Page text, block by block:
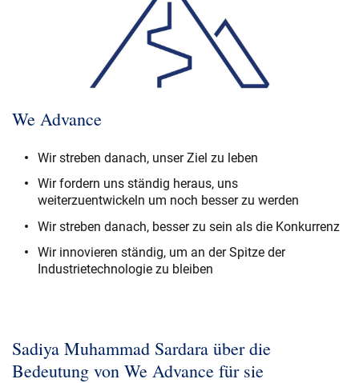
We Advance
Wir streben danach, unser Ziel zu leben
Wir fordern uns ständig heraus, uns
weiterzuentwickeln um noch besser zu werden
Wir streben danach, besser zu sein als die Konkurrenz
Wir innovieren ständig, um an der Spitze der
Industrietechnologie zu bleiben
Sadiya Muhammad Sardara über die
Bedeutung von We Advance für sie